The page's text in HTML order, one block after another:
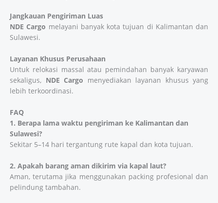
Jangkauan Pengiriman Luas
NDE Cargo melayani banyak kota tujuan di Kalimantan dan
Sulawesi.
Layanan Khusus Perusahaan
Untuk relokasi massal atau pemindahan banyak karyawan
sekaligus, NDE Cargo menyediakan layanan khusus yang
lebih terkoordinasi.
FAQ
1. Berapa lama waktu pengiriman ke Kalimantan dan
Sulawesi?
Sekitar 5–14 hari tergantung rute kapal dan kota tujuan.
2. Apakah barang aman dikirim via kapal laut?
Aman, terutama jika menggunakan packing profesional dan
pelindung tambahan.